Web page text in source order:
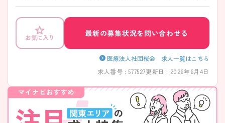
しますので、お気軽にお問い合わせください。
お気に入り
最新の募集状況を問い合わせる
医療法人社団桜会 求人一覧はこちら
求人番号 : 577527更新日 : 2026年6月4日